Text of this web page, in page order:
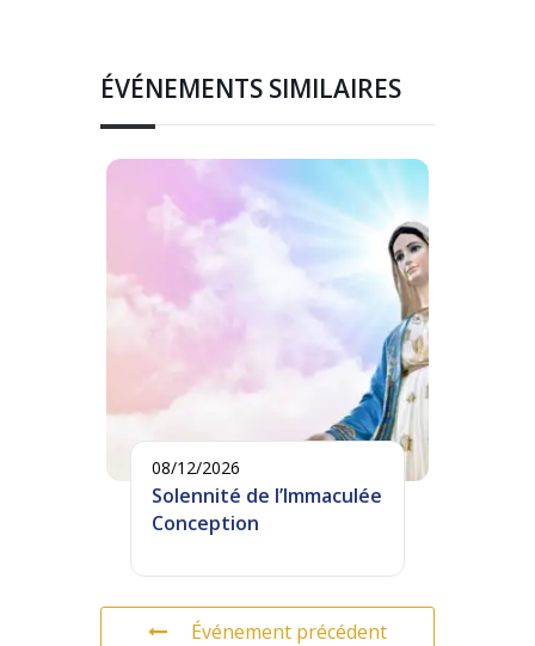
ÉVÉNEMENTS SIMILAIRES
08/12/2026
Solennité de l’Immaculée
Conception
Événement précédent